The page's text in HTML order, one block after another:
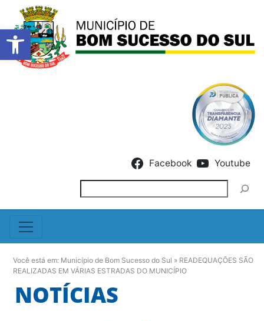
Barra de Ferramentas
Facebook Youtube
Você está em: Município de Bom Sucesso do Sul » READEQUAÇÕES SÃO
REALIZADAS EM VÁRIAS ESTRADAS DO MUNICÍPIO
NOTÍCIAS